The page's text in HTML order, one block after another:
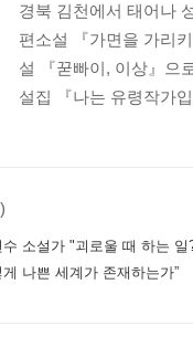
경북 김천에서 태어나
편소설 『가면을 가리
설 『꾿빠이, 이상』으
설집 『나는 유령작가
가 "괴로울 때 하는 일? 시급하게 나무
게 나쁜 세계가 존재하는가”